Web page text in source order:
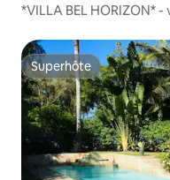
*VILLA BEL HORIZON*
Superhôte
Superhôte